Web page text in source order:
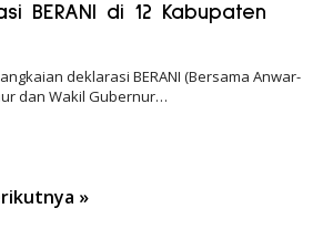
BERANI di 12 Kabupaten
Rangkaian deklarasi BERANI (Bersama Anwar-
dan Wakil Gubernur…
»